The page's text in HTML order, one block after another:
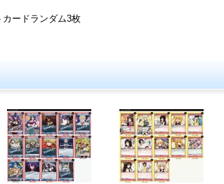
ードランダム3枚